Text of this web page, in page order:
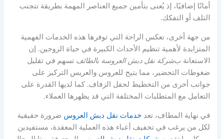
أمانًا إضافيًا، إذ يُعنى بتأمين جميع العناصر المهمة بطريقة تتجنب
التلف أو التفكك.
من جهة أخرى، تعكس الراحة التي توفرها هذه الخدمات الفهمية
المتزايدة لأهمية تنظيم الأحداث الكبيرة في حياة الزوجين. إن
الاستعانة بشركة نقل دبش العروسة بالطائف تسهم في تقليل
ضغوطات التحضير، مما يتيح للعروس والعريس التركيز على
جوانب أخرى من التخطيط لحفل الزفاف. كما لديها القدرة على
التعامل مع المتطلبات المختلفة التي قد يظهرها العملاء.
في نهاية المطاف، تعدخدمات نقل دبش العروس ضرورة حقيقية
لكل من يرغب في تخفيف أعباء هذه العملية المعقدة، مستفيدين